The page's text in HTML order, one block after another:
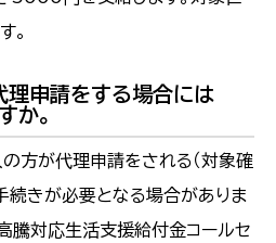
。
申請をする場合には
か。
方が代理申請をされる（対象確
続きが必要となる場合がありま
騰対応生活支援給付金コールセ